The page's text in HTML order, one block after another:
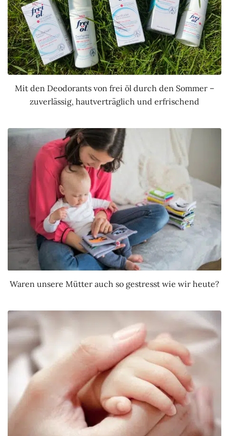
Mit den Deodorants von frei öl durch den Sommer –
zuverlässig, hautverträglich und erfrischend
Waren unsere Mütter auch so gestresst wie wir heute?